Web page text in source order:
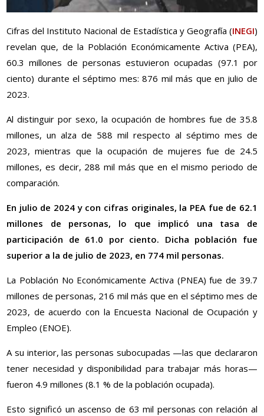
Cifras del Instituto Nacional de Estadística y Geografía (INEGI)
revelan que, de la Población Económicamente Activa (PEA),
60.3 millones de personas estuvieron ocupadas (97.1 por
ciento) durante el séptimo mes: 876 mil más que en julio de
2023.
Al distinguir por sexo, la ocupación de hombres fue de 35.8
millones, un alza de 588 mil respecto al séptimo mes de
2023, mientras que la ocupación de mujeres fue de 24.5
millones, es decir, 288 mil más que en el mismo periodo de
comparación.
En julio de 2024 y con cifras originales, la PEA fue de 62.1
millones de personas, lo que implicó una tasa de
participación de 61.0 por ciento. Dicha población fue
superior a la de julio de 2023, en 774 mil personas.
La Población No Económicamente Activa (PNEA) fue de 39.7
millones de personas, 216 mil más que en el séptimo mes de
2023, de acuerdo con la Encuesta Nacional de Ocupación y
Empleo (ENOE).
A su interior, las personas subocupadas —las que declararon
tener necesidad y disponibilidad para trabajar más horas—
fueron 4.9 millones (8.1 % de la población ocupada).
Esto significó un ascenso de 63 mil personas con relación al